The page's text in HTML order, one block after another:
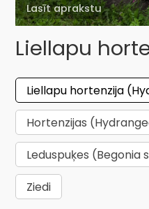
Lasīt aprakstu
Liellapu
Liellapu hortenzija
Hortenzijas
Leduspuķes
Ziedi